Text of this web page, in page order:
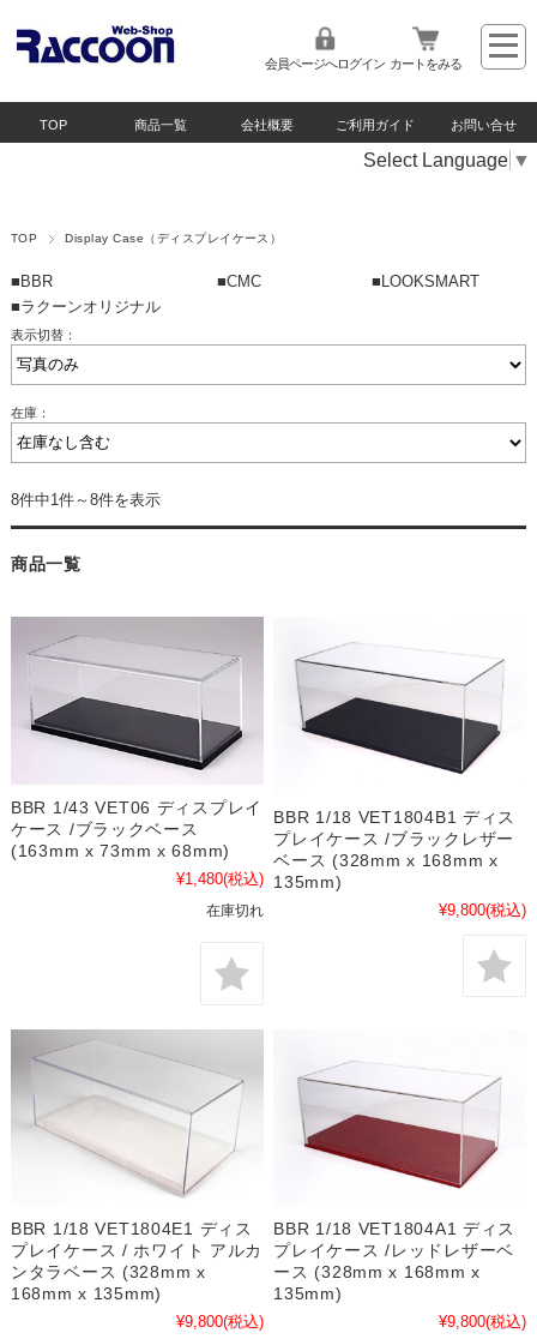
会員ページへログイン カートをみる
TOP 商品一覧 会社概要 ご利用ガイド お問い合せ
Select Language ▼
TOP Display Case（ディスプレイケース）
■BBR ■CMC
■LOOKSMART
■ラクーンオリジナル
表示切替：
在庫：
8件中1件～8件を表示
商品一覧
BBR 1/43 VET06 ディスプレイ
ケース /ブラックベース
(163mm x 73mm x 68mm)
¥1,480(税込)
在庫切れ
BBR 1/18 VET1804B1 ディス
プレイケース /ブラックレザー
ベース (328mm x 168mm x
135mm)
¥9,800(税込)
BBR 1/18 VET1804E1 ディス
プレイケース / ホワイト アルカ
ンタラベース (328mm x
168mm x 135mm)
¥9,800(税込)
BBR 1/18 VET1804A1 ディス
プレイケース /レッドレザーベ
ース (328mm x 168mm x
135mm)
¥9,800(税込)